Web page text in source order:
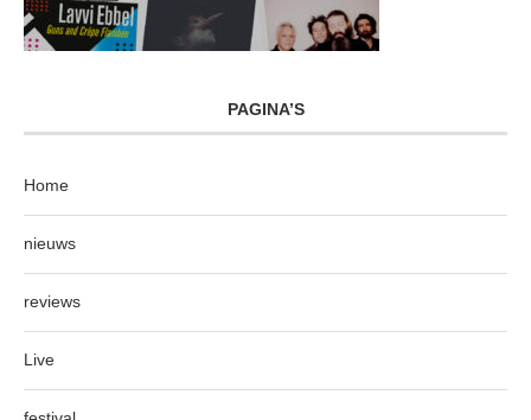
PAGINA’S
Home
nieuws
reviews
Live